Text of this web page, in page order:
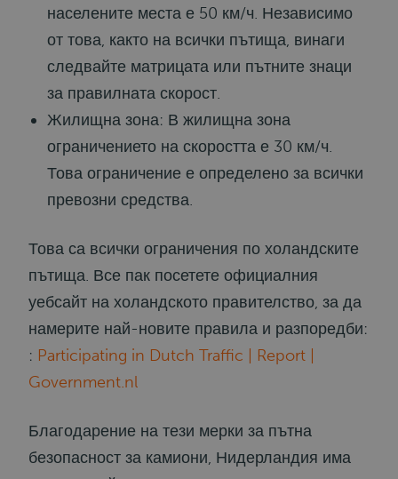
населените места е 50 км/ч. Независимо
от това, както на всички пътища, винаги
следвайте матрицата или пътните знаци
за правилната скорост.
Жилищна зона: В жилищна зона
ограничението на скоростта е 30 км/ч.
Това ограничение е определено за всички
превозни средства.
Това са всички ограничения по холандските
пътища. Все пак посетете официалния
уебсайт на холандското правителство, за да
намерите най-новите правила и разпоредби:
: Participating in Dutch Traffic | Report |
Government.nl
Благодарение на тези мерки за пътна
безопасност за камиони, Нидерландия има